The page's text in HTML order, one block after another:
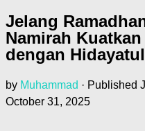
Jelang
Namirah
dengan
by Muhammad · Published
October 31, 2025